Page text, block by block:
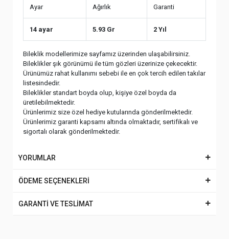
Ayar Ağırlık Garanti
14 ayar 5.93 Gr 2 Yıl
Bileklik modellerimize sayfamız üzerinden ulaşabilirsiniz.
Bileklikler şık görünümü ile tüm gözleri üzerinize çekecektir.
Ürünümüz rahat kullanımı sebebi ile en çok tercih edilen takılar
listesindedir.
Bileklikler standart boyda olup, kişiye özel boyda da
üretilebilmektedir.
Ürünlerimiz size özel hediye kutularında gönderilmektedir.
Ürünlerimiz garanti kapsamı altında olmaktadır, sertifikalı ve
sigortalı olarak gönderilmektedir.
YORUMLAR
ÖDEME SEÇENEKLERİ
GARANTİ VE TESLİMAT